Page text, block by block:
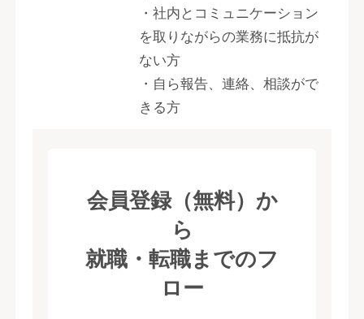
・社内とコミュニケーション
を取りながらの業務に抵抗が
ない方
・自ら報告、連絡、相談がで
きる方
会員登録（無料）か
ら
就職・転職までのフ
ロー